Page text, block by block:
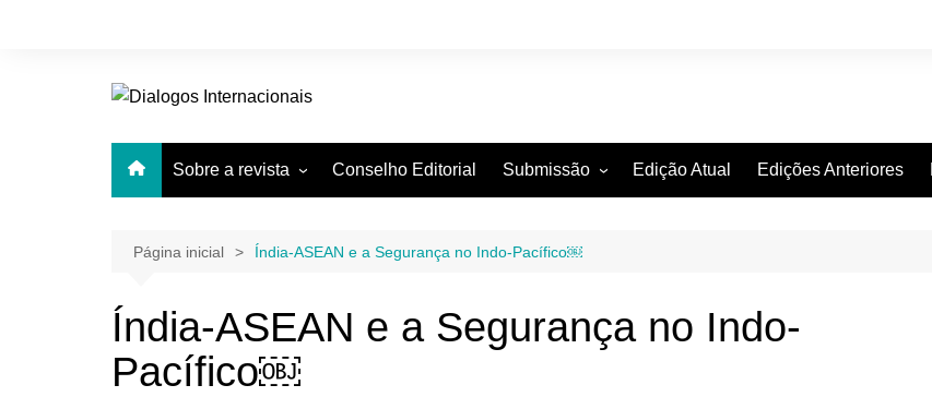
Sobre a revista
Pareceristas
Conselho Editorial Submissão
Declaração de Direito autoral
Submissão online
Edição Atual Edições Anteriores
Página inicial Índia-ASEAN e a Segurança no Indo-Pacífico￼
Índia-ASEAN e a Segurança no Indo-
Pacífico￼